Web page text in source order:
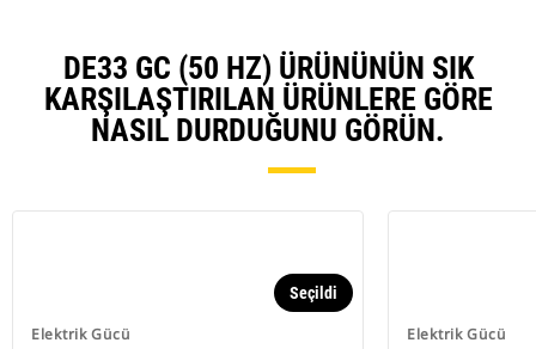
DE33 GC (50 HZ) ÜRÜNÜNÜN SIK
KARŞILAŞTIRILAN ÜRÜNLERE GÖRE
NASIL DURDUĞUNU GÖRÜN.
Elektrik Gücü
Seçildi
Elektrik Gücü